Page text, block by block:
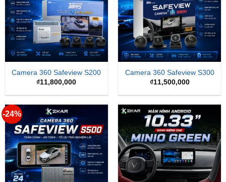
Camera 360 Safeview S200
₫11,800,000
Camera 360 Safeview S300
₫11,500,000
-24%